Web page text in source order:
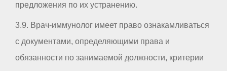
предложения по их устранению.
3.9. Врач-иммунолог имеет право ознакамливаться
с документами, определяющими права и
обязанности по занимаемой должности, критерии